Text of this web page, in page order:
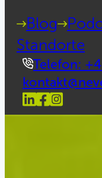
Blog
Standorte
Telefon: